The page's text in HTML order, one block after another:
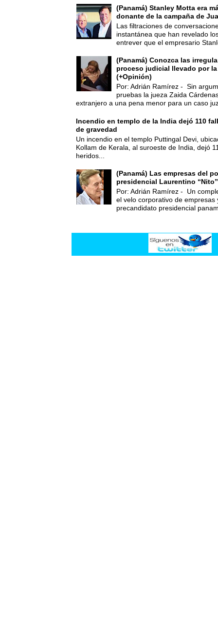
(Panamá) Stanley Motta era
donante de la campaña de
Las filtraciones de
instantánea que han revelado
entrever que el empresario
(Panamá) Conozca las
proceso judicial llevado por
(+Opinión)
Por: Adrián Ramírez - Sin
pruebas la jueza Zaida
extranjero a una pena menor para un caso
Incendio en templo de la India dejó 110
de gravedad
Un incendio en el templo Puttingal Devi,
Kollam de Kerala, al suroeste de India, dejó
heridos...
(Panamá) Las empresas del
presidencial Laurentino
Por: Adrián Ramírez - Un
el velo corporativo de empresas
precandidato presidencial